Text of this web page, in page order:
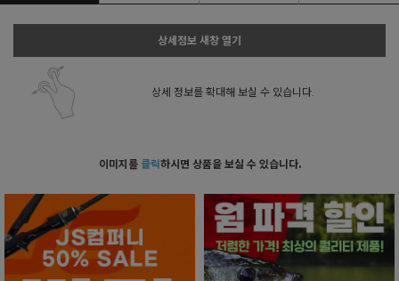
상세정보 새창 열기
상세 정보를 확대해 보실 수 있습니다.
이미지를 클릭하시면 상품을 보실 수 있습니다.